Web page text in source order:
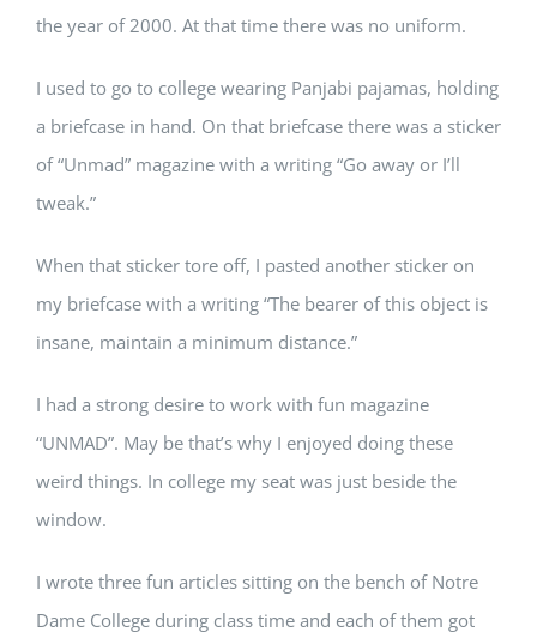
the year of 2000. At that time there was no uniform.
I used to go to college wearing Panjabi pajamas, holding
a briefcase in hand. On that briefcase there was a sticker
of “Unmad” magazine with a writing “Go away or I’ll
tweak.”
When that sticker tore off, I pasted another sticker on
my briefcase with a writing “The bearer of this object is
insane, maintain a minimum distance.”
I had a strong desire to work with fun magazine
“UNMAD”. May be that’s why I enjoyed doing these
weird things. In college my seat was just beside the
window.
I wrote three fun articles sitting on the bench of Notre
Dame College during class time and each of them got